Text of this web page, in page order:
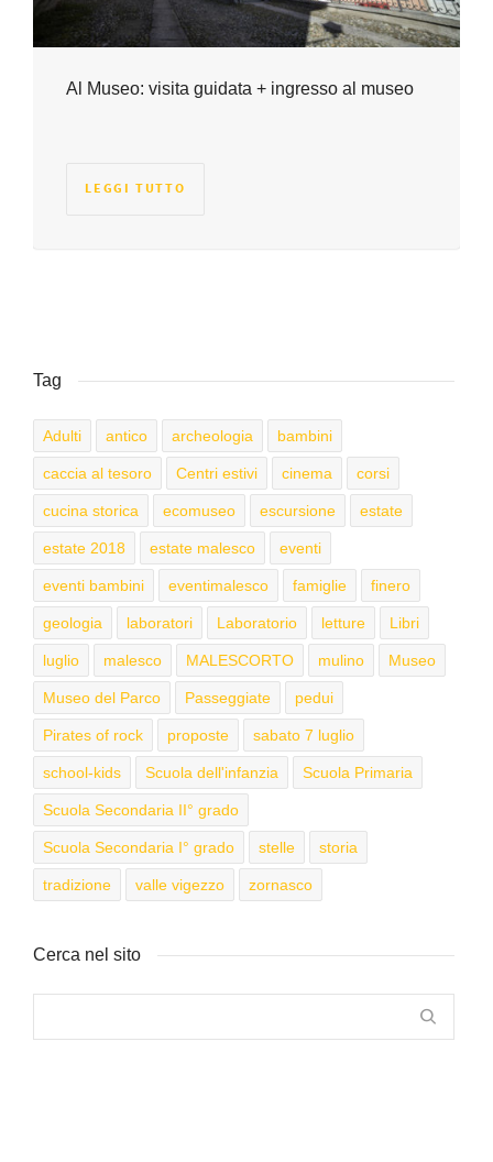
Al Museo: visita guidata + ingresso al museo
LEGGI TUTTO
Tag
Adulti antico archeologia bambini
caccia al tesoro Centri estivi cinema corsi
cucina storica ecomuseo escursione estate
estate 2018 estate malesco eventi
eventi bambini eventimalesco famiglie finero
geologia laboratori Laboratorio letture Libri
luglio malesco MALESCORTO mulino Museo
Museo del Parco Passeggiate pedui
Pirates of rock proposte sabato 7 luglio
school-kids Scuola dell'infanzia Scuola Primaria
Scuola Secondaria II° grado
Scuola Secondaria I° grado stelle storia
tradizione valle vigezzo zornasco
Cerca nel sito